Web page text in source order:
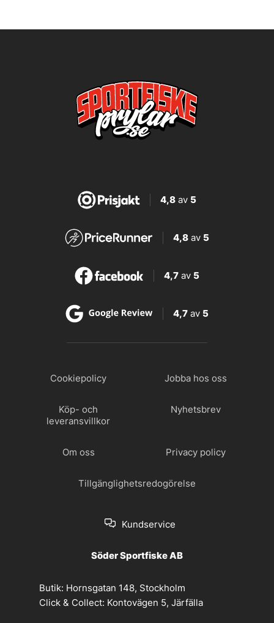
4,8av 5
4,8 av 5
4,7 av 5
4,7 av 5
Cookiepolicy Jobba hos oss
Köp- och
leveransvillkor
Nyhetsbrev
Om oss Privacy policy
Tillgänglighetsredogörelse
Kundservice
Söder Sportfiske AB
Butik: Hornsgatan 148, Stockholm
Click & Collect: Kontovägen 5, Järfälla